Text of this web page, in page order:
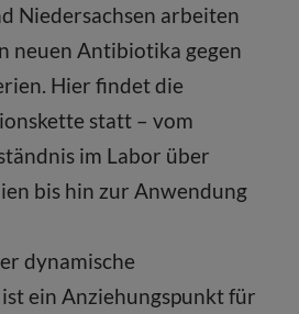
Niedersachsen arbeiten
neuen Antibiotika gegen
Hier findet die
statt – vom
im Labor über
bis hin zur Anwendung
dynamische
ein Anziehungspunkt für